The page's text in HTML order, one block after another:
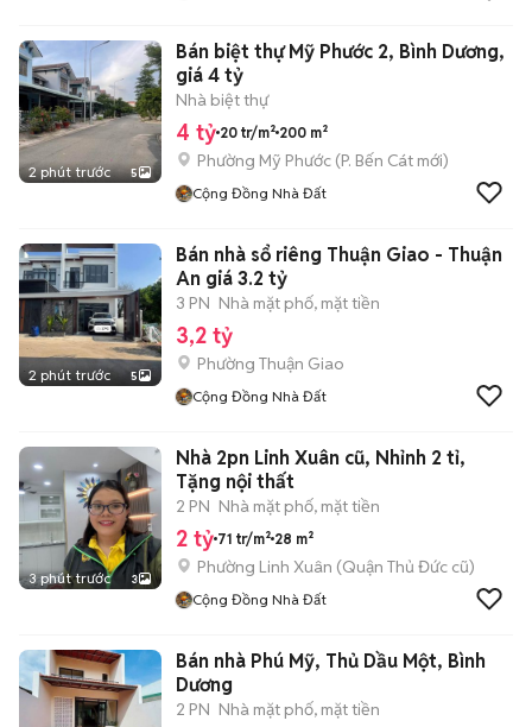
2 phút trước 5
Bán biệt thự Mỹ Phước 2, Bình Dương,
giá 4 tỷ
Nhà biệt thự
4 tỷ 20 tr/m² 200 m²
Phường Mỹ Phước (P. Bến Cát mới)
Cộng Đồng Nhà Đất
2 phút trước 5
Bán nhà sổ riêng Thuận Giao - Thuận
An giá 3.2 tỷ
3 PN Nhà mặt phố, mặt tiền
3,2 tỷ
Phường Thuận Giao
Cộng Đồng Nhà Đất
3 phút trước 3
Nhà 2pn Linh Xuân cũ, Nhỉnh 2 tỉ,
Tặng nội thất
2 PN Nhà mặt phố, mặt tiền
2 tỷ 71 tr/m² 28 m²
Phường Linh Xuân (Quận Thủ Đức cũ)
Cộng Đồng Nhà Đất
Bán nhà Phú Mỹ, Thủ Dầu Một, Bình
Dương
2 PN Nhà mặt phố, mặt tiền